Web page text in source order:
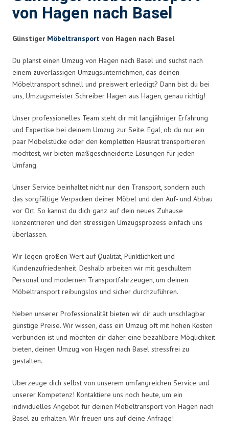
von Hagen nach Basel
Günstiger Möbeltransport von Hagen nach Basel
Du planst einen Umzug von Hagen nach Basel und suchst nach
einem zuverlässigen Umzugsunternehmen, das deinen
Möbeltransport schnell und preiswert erledigt? Dann bist du bei
uns, Umzugsmeister Schreiber Hagen aus Hagen, genau richtig!
Unser professionelles Team steht dir mit langjähriger Erfahrung
und Expertise bei deinem Umzug zur Seite. Egal, ob du nur ein
paar Möbelstücke oder den kompletten Hausrat transportieren
möchtest, wir bieten maßgeschneiderte Lösungen für jeden
Umfang.
Unser Service beinhaltet nicht nur den Transport, sondern auch
das sorgfältige Verpacken deiner Möbel und den Auf- und Abbau
vor Ort. So kannst du dich ganz auf dein neues Zuhause
konzentrieren und den stressigen Umzugsprozess einfach uns
überlassen.
Wir legen großen Wert auf Qualität, Pünktlichkeit und
Kundenzufriedenheit. Deshalb arbeiten wir mit geschultem
Personal und modernen Transportfahrzeugen, um deinen
Möbeltransport reibungslos und sicher durchzuführen.
Neben unserer Professionalität bieten wir dir auch unschlagbar
günstige Preise. Wir wissen, dass ein Umzug oft mit hohen Kosten
verbunden ist und möchten dir daher eine bezahlbare Möglichkeit
bieten, deinen Umzug von Hagen nach Basel stressfrei zu
gestalten.
Überzeuge dich selbst von unserem umfangreichen Service und
unserer Kompetenz! Kontaktiere uns noch heute, um ein
individuelles Angebot für deinen Möbeltransport von Hagen nach
Basel zu erhalten. Wir freuen uns auf deine Anfrage!